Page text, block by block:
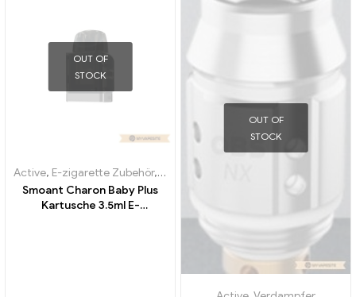
OUT OF
STOCK
Active, E-zigarette Zubehör, Verdampfer
Smoant Charon Baby Plus
Kartusche 3.5ml E-
OUT OF
STOCK